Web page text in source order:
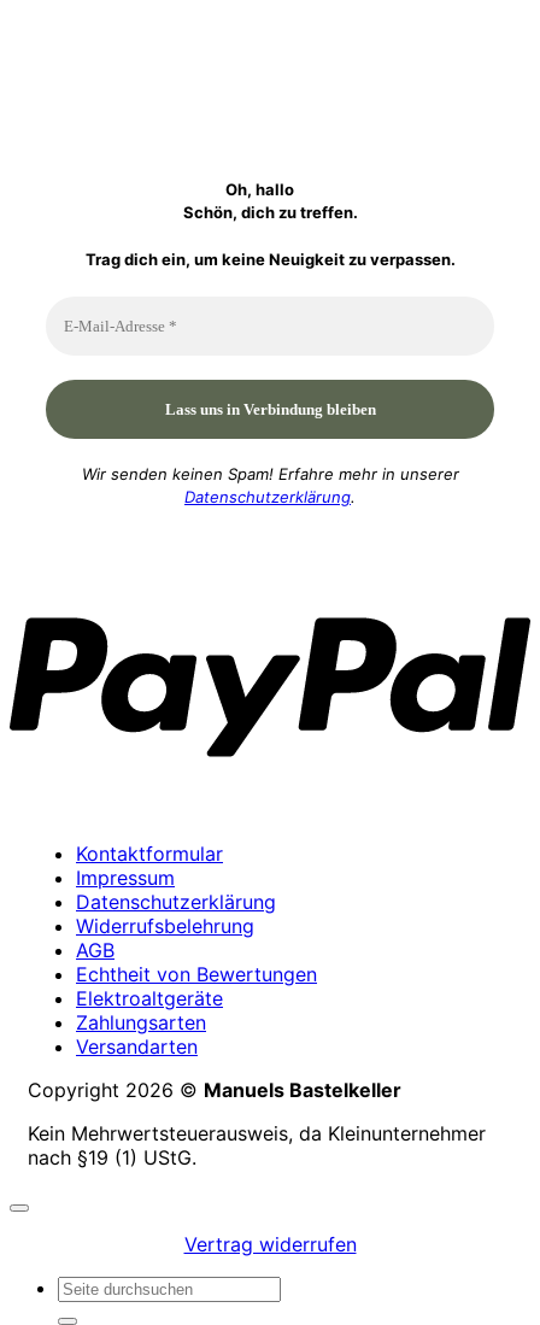
Oh, hallo
Schön, dich zu treffen.
Trag dich ein, um keine Neuigkeit zu verpassen.
Wir senden keinen Spam! Erfahre mehr in unserer
Datenschutzerklärung.
Kontaktformular
Impressum
Datenschutzerklärung
Widerrufsbelehrung
AGB
Echtheit von Bewertungen
Elektroaltgeräte
Zahlungsarten
Versandarten
Copyright 2026 © Manuels Bastelkeller
Kein Mehrwertsteuerausweis, da Kleinunternehmer
nach §19 (1) UStG.
Vertrag widerrufen
Suchen